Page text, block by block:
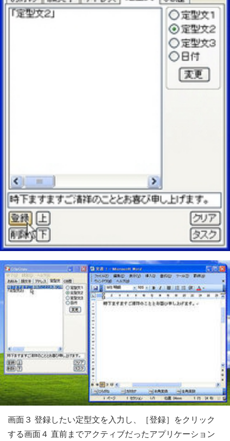
画面３ 登録したい定型文を入力し、［登録］をクリック
する画面４ 直前までアクティブだったアプリケーション